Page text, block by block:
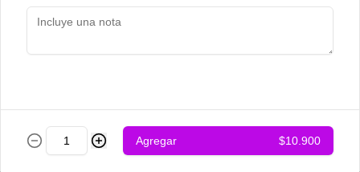
$12.500 $12.500
Agregar $10.900